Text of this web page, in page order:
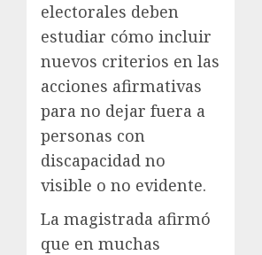
electorales deben
estudiar cómo incluir
nuevos criterios en las
acciones afirmativas
para no dejar fuera a
personas con
discapacidad no
visible o no evidente.
La magistrada afirmó
que en muchas